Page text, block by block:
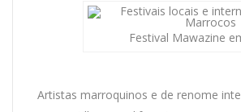
Festival Mawazine
Artistas marroquinos e de renome